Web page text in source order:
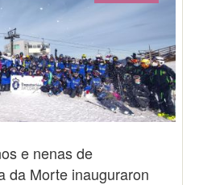
e nenas de
da Morte inauguraron